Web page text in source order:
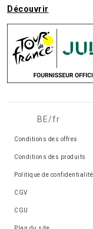
Découvrir
BE/fr
Conditions des offres
Conditions des produits
Politique de confidentialité
CGV
CGU